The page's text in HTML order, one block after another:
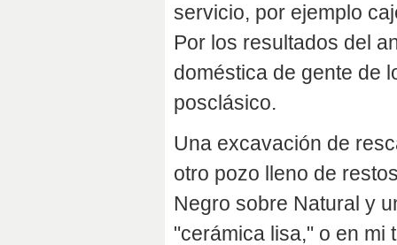
servicio, por ejemplo
Por los resultados del
doméstica de gente de
posclásico.
Una excavación de
otro pozo lleno de
Negro sobre Natural y
"cerámica lisa," o en mi